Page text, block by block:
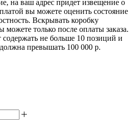
на ваш адрес придет извещение о
вы можете оценить состояние
Вскрывать коробку
можете только после оплаты заказа.
не больше 10 позиций и
превышать 100 000 р.